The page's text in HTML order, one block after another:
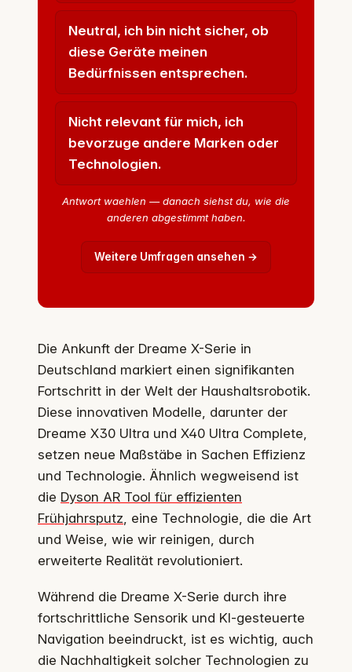
Neutral, ich bin nicht sicher, ob
diese Geräte meinen
Bedürfnissen entsprechen.
Nicht relevant für mich, ich
bevorzuge andere Marken oder
Technologien.
Antwort waehlen — danach siehst du, wie die
anderen abgestimmt haben.
Weitere Umfragen ansehen →
Die Ankunft der Dreame X-Serie in
Deutschland markiert einen signifikanten
Fortschritt in der Welt der Haushaltsrobotik.
Diese innovativen Modelle, darunter der
Dreame X30 Ultra und X40 Ultra Complete,
setzen neue Maßstäbe in Sachen Effizienz
und Technologie. Ähnlich wegweisend ist
die Dyson AR Tool für effizienten
Frühjahrsputz , eine Technologie, die die Art
und Weise, wie wir reinigen, durch
erweiterte Realität revolutioniert.
Während die Dreame X-Serie durch ihre
fortschrittliche Sensorik und KI-gesteuerte
Navigation beeindruckt, ist es wichtig, auch
die Nachhaltigkeit solcher Technologien zu